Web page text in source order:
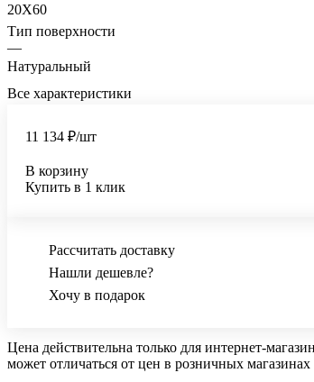
20X60
Тип поверхности
—
Натуральный
Все характеристики
11 134 ₽/шт
В корзину
Купить в 1 клик
Рассчитать доставку
Нашли дешевле?
Хочу в подарок
Цена действительна только для интернет-
может отличаться от цен в розничных магазинах